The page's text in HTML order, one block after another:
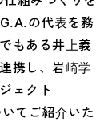
の代表を務
もある井上義
携し、岩崎学
ェクト
いてご紹介いた